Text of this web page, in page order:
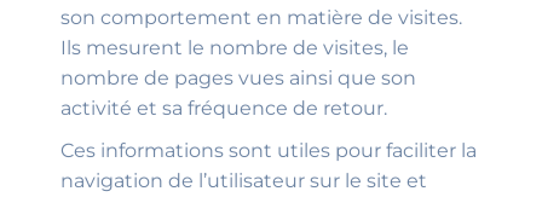
son comportement en matière de visites.
Ils mesurent le nombre de visites, le
nombre de pages vues ainsi que son
activité et sa fréquence de retour.
Ces informations sont utiles pour faciliter la
navigation de l’utilisateur sur le site et